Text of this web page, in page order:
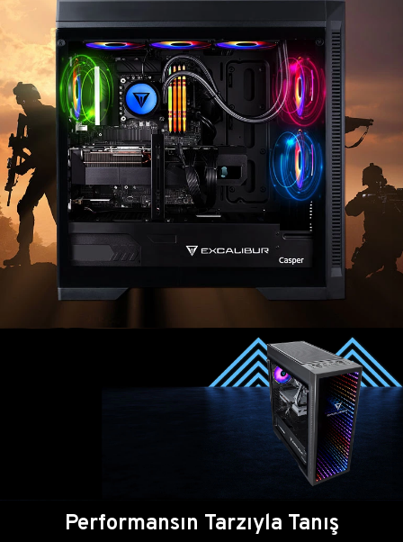
Performansın Tarzıyla Tanış